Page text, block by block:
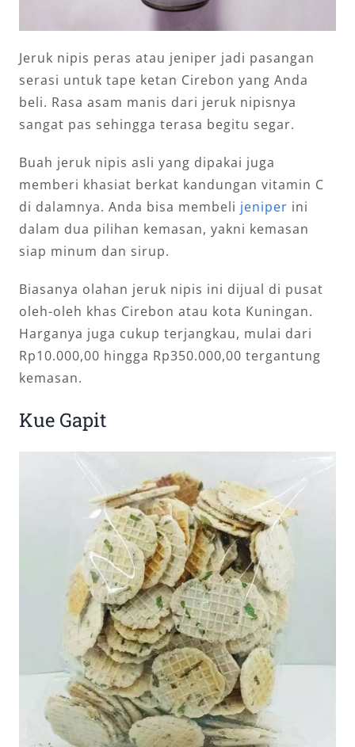
Jeruk nipis peras atau jeniper jadi pasangan
serasi untuk tape ketan Cirebon yang Anda
beli. Rasa asam manis dari jeruk nipisnya
sangat pas sehingga terasa begitu segar.
Buah jeruk nipis asli yang dipakai juga
memberi khasiat berkat kandungan vitamin C
di dalamnya. Anda bisa membeli jeniper ini
dalam dua pilihan kemasan, yakni kemasan
siap minum dan sirup.
Biasanya olahan jeruk nipis ini dijual di pusat
oleh-oleh khas Cirebon atau kota Kuningan.
Harganya juga cukup terjangkau, mulai dari
Rp10.000,00 hingga Rp350.000,00 tergantung
kemasan.
Kue Gapit